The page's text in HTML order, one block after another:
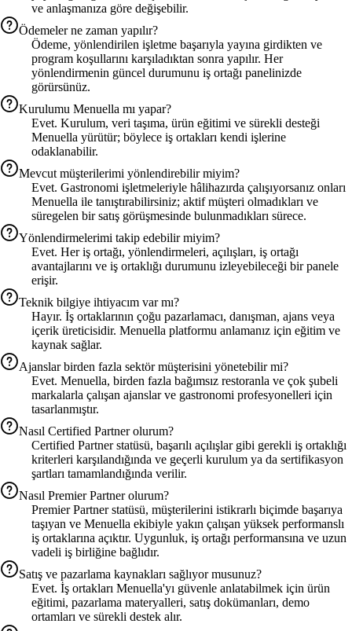
ve anlaşmanıza göre değişebilir.
Ödemeler ne zaman yapılır?
Ödeme, yönlendirilen işletme başarıyla yayına girdikten ve
program koşullarını karşıladıktan sonra yapılır. Her
yönlendirmenin güncel durumunu iş ortağı panelinizde
görürsünüz.
Kurulumu Menuella mı yapar?
Evet. Kurulum, veri taşıma, ürün eğitimi ve sürekli desteği
Menuella yürütür; böylece iş ortakları kendi işlerine
odaklanabilir.
Mevcut müşterilerimi yönlendirebilir miyim?
Evet. Gastronomi işletmeleriyle hâlihazırda çalışıyorsanız onları
Menuella ile tanıştırabilirsiniz; aktif müşteri olmadıkları ve
süregelen bir satış görüşmesinde bulunmadıkları sürece.
Yönlendirmelerimi takip edebilir miyim?
Evet. Her iş ortağı, yönlendirmeleri, açılışları, iş ortağı
avantajlarını ve iş ortaklığı durumunu izleyebileceği bir panele
erişir.
Teknik bilgiye ihtiyacım var mı?
Hayır. İş ortaklarının çoğu pazarlamacı, danışman, ajans veya
içerik üreticisidir. Menuella platformu anlamanız için eğitim ve
kaynak sağlar.
Ajanslar birden fazla sektör müşterisini yönetebilir mi?
Evet. Menuella, birden fazla bağımsız restoranla ve çok şubeli
markalarla çalışan ajanslar ve gastronomi profesyonelleri için
tasarlanmıştır.
Nasıl Certified Partner olurum?
Certified Partner statüsü, başarılı açılışlar gibi gerekli iş ortaklığı
kriterleri karşılandığında ve geçerli kurulum ya da sertifikasyon
şartları tamamlandığında verilir.
Nasıl Premier Partner olurum?
Premier Partner statüsü, müşterilerini istikrarlı biçimde başarıya
taşıyan ve Menuella ekibiyle yakın çalışan yüksek performanslı
iş ortaklarına açıktır. Uygunluk, iş ortağı performansına ve uzun
vadeli iş birliğine bağlıdır.
Satış ve pazarlama kaynakları sağlıyor musunuz?
Evet. İş ortakları Menuella'yı güvenle anlatabilmek için ürün
eğitimi, pazarlama materyalleri, satış dokümanları, demo
ortamları ve sürekli destek alır.